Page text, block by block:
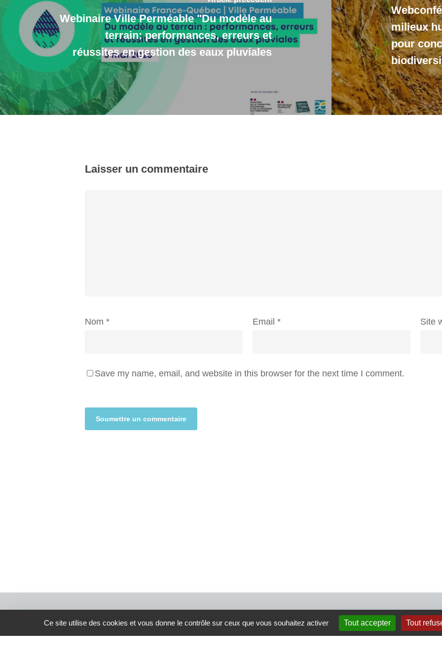
​Webinaire Ville Perméable "Du modèle au
terrain: performances, erreurs et
réussites en gestion des eaux pluviales
milieux
pour
Laisser un commentaire
Nom * Email * Site
Save my name, email, and website in this browser for the next time I comment.
4 rue Crec’h-Ugen
22810 Belle Isle en Terre
Ce site utilise des cookies et vous donne le contrôle sur ceux que vous souhaitez activer Tout accepter Tout